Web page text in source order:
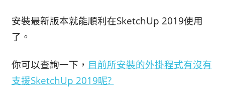
安裝最新版本就能順利在SketchUp 2019使用
了。
你可以查詢一下， 目前所安裝的外掛程式有沒有
支援SketchUp 2019呢?